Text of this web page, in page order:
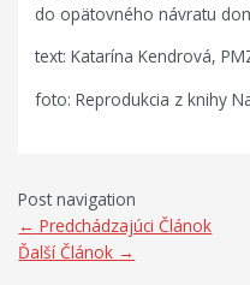
do opätovného návratu
text: Katarína Kendrová,
foto: Reprodukcia z knihy
Post navigation
← Predchádzajúci Článok
Ďalší Článok →